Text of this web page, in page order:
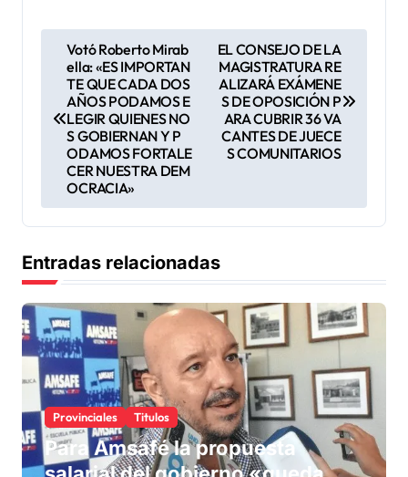
c
i
ó
n
d
e
e
n
t
Votó Roberto Mirab
ella: «ES IMPORTAN
TE QUE CADA DOS
AÑOS PODAMOS E
LEGIR QUIENES NO
S GOBIERNAN Y P
ODAMOS FORTALE
CER NUESTRA DEM
OCRACIA»
EL CONSEJO DE LA
MAGISTRATURA RE
ALIZARÁ EXÁMENE
S DE OPOSICIÓN P
ARA CUBRIR 36 VA
CANTES DE JUECE
S COMUNITARIOS
Entradas relacionadas
Provinciales Titulos
Para Amsafé la propuesta